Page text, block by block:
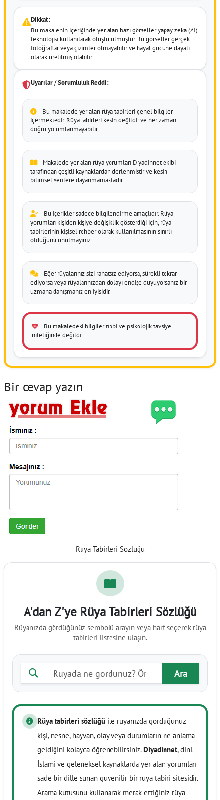
Dikkat:
Bu makalenin içeriğinde yer alan bazı görseller yapay zeka (AI)
teknolojisi kullanılarak oluşturulmuştur. Bu görseller gerçek
fotoğraflar veya çizimler olmayabilir ve hayal gücüne dayalı
olarak üretilmiş olabilir.
Uyarılar / Sorumluluk Reddi:
Bu makalede yer alan rüya tabirleri genel bilgiler
içermektedir. Rüya tabirleri kesin değildir ve her zaman
doğru yorumlanmayabilir.
Makalede yer alan rüya yorumları Diyadinnet ekibi
tarafından çeşitli kaynaklardan derlenmiştir ve kesin
bilimsel verilere dayanmamaktadır.
Bu içerikler sadece bilgilendirme amaçlıdır. Rüya
yorumları kişiden kişiye değişiklik gösterdiği için, rüya
tabirlerinin kişisel rehber olarak kullanılmasının sınırlı
olduğunu unutmayınız.
Eğer rüyalarınız sizi rahatsız ediyorsa, sürekli tekrar
ediyorsa veya rüyalarınızdan dolayı endişe duyuyorsanız bir
uzmana danışmanız en iyisidir.
Bu makaledeki bilgiler tıbbi ve psikolojik tavsiye
niteliğinde değildir.
Bir cevap yazın
Rüya Tabirleri Sözlüğü
A'dan Z'ye Rüya Tabirleri Sözlüğü
Rüyanızda gördüğünüz sembolü arayın veya harf seçerek rüya
tabirleri listesine ulaşın.
Rüya tabiri ara
Ara
Rüya tabirleri sözlüğü ile rüyanızda gördüğünüz
kişi, nesne, hayvan, olay veya durumların ne anlama
geldiğini kolayca öğrenebilirsiniz. Diyadinnet, dini,
İslami ve geleneksel kaynaklarda yer alan yorumları
sade bir dille sunan güvenilir bir rüya tabiri sitesidir.
Arama kutusunu kullanarak merak ettiğiniz rüya